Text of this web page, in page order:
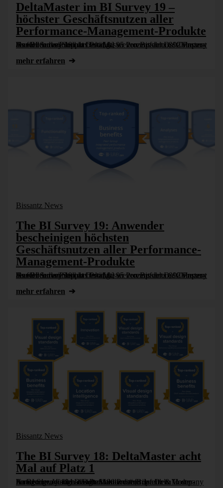
DeltaMaster im BI Survey 19 –
höchster Geschäftsnutzen aller
Performance-Management-Produkte
Der BI Survey 19 hat DeltaMaster von Bissantz & Company als führendes Produkt bestätigt. 95 Prozent der DeltaMaster-Anwender würden das Produkt weiterempfehlen, 92 Prozent beurteilen den Support von [...]
mehr erfahren
Bissantz News
The BI Survey 19: Anwender
bescheinigen höchsten
Geschäftsnutzen aller Performance-
Management-Produkte
Der BI Survey 19 hat DeltaMaster von Bissantz & Company als führendes Produkt bestätigt. 95 Prozent der DeltaMaster-Anwender würden das Produkt weiterempfehlen, 92 Prozent beurteilen den Support von [...]
mehr erfahren
Bissantz News
The BI Survey 18: DeltaMaster acht
Mal auf Platz 1
Im BI Survey 18 hat DeltaMaster von Bissantz & Company herausragend abgeschnitten: 96 Prozent der DeltaMaster-Anwender würden das Produkt weiterempfehlen. In der Kategorie „Visual Design Standards“ [...]